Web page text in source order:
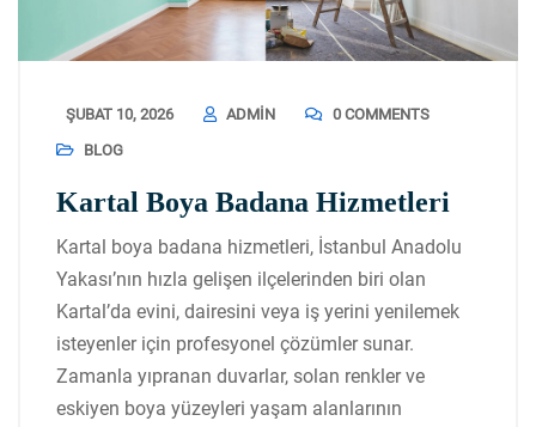
ŞUBAT 10, 2026 ADMIN
0 COMMENTS
BLOG
Kartal Boya Badana Hizmetleri
Kartal boya badana hizmetleri, İstanbul Anadolu
Yakası’nın hızla gelişen ilçelerinden biri olan
Kartal’da evini, dairesini veya iş yerini yenilemek
isteyenler için profesyonel çözümler sunar.
Zamanla yıpranan duvarlar, solan renkler ve
eskiyen boya yüzeyleri yaşam alanlarının